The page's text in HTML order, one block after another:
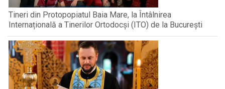
Tineri din Protopopiatul Baia Mare, la Întâlnirea
Internațională a Tinerilor Ortodocși (ITO) de la București